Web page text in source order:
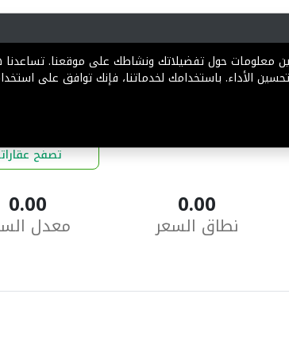
تصفح
0.00
نطاق السعر
0.00
معدل
معلومات حول تفضيلاتك ونشاطك على موقعنا.
الأداء. باستخدامك لخدماتنا، فإنك توافق على